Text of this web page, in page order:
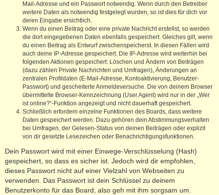
Mail-Adresse und ein Passwort notwendig. Wenn durch den Betreiber
weitere Daten als notwendig festgelegt wurden, so ist dies für dich vor
deren Eingabe ersichtlich.
Wenn du einen Beitrag oder eine private Nachricht erstellst, so werden
die dort eingegebenen Daten ebenfalls gespeichert. Gleiches gilt, wenn
du einen Beitrag als Entwurf zwischenspeicherst. In diesen Fällen wird
auch deine IP-Adresse gespeichert. Die IP-Adresse wird weiterhin bei
folgenden Aktionen gespeichert: Löschen und Ändern von Beiträgen
(dazu zählen Private Nachrichten und Umfragen), Änderungen an
zentralen Profildaten (E-Mail-Adresse, Kontoaktivierung, Benutzer-
Passwort) und gescheiterte Anmeldeversuche. Die von deinem Browser
übermittelte Browser-Kennzeichnung (User Agent) wird nur in der „Wer
ist online?“-Funktion angezeigt und nicht dauerhaft gespeichert.
Schließlich erfordern einzelne Funktionen des Boards, dass weitere
Daten gespeichert werden. Dazu gehören dein Abstimmungsverhalten
bei Umfragen, der Gelesen-Status von deinen Beiträgen oder explizit
von dir gesetzte Lesezeichen oder Benachrichtigungsfunktionen.
Dein Passwort wird mit einer Einwege-Verschlüsselung (Hash)
gespeichert, so dass es sicher ist. Jedoch wird dir empfohlen,
dieses Passwort nicht auf einer Vielzahl von Webseiten zu
verwenden. Das Passwort ist dein Schlüssel zu deinem
Benutzerkonto für das Board, also geh mit ihm sorgsam um.